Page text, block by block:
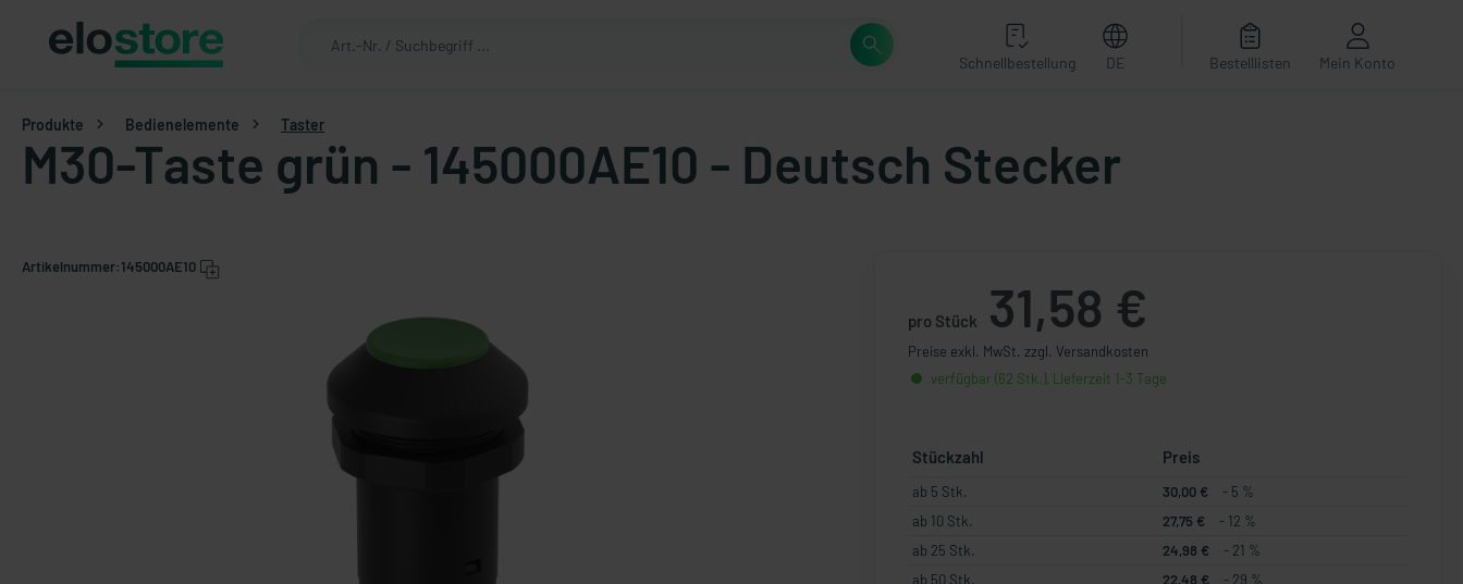
Schnellbestellung DE Bestelllisten Mein Konto
Produkte Bedienelemente Taster
M30-Taste grün - 145000AE10 - Deutsch Stecker
Artikelnummer:145000AE10
pro Stück 31,58 €
Preise exkl. MwSt. zzgl. Versandkosten
verfügbar (62 Stk.), Lieferzeit 1-3 Tage
Stückzahl Preis
ab 5 Stk. 30,00 €
- 5 %
ab 10 Stk.
27,75 €
- 12 %
ab 25 Stk.
24,98 €
- 21 %
ab 50 Stk.
22,48 €
- 29 %